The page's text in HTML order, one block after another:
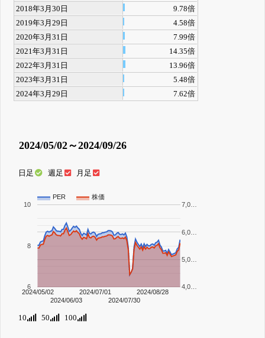
2018年3月30日
9.78倍
2019年3月29日
4.58倍
2020年3月31日
7.99倍
2021年3月31日
14.35倍
2022年3月31日
13.96倍
2023年3月31日
5.48倍
2024年3月29日
7.62倍
2024/05/02～2024/09/26
日足 週足 月足
PER 株価
2024/05/02
2024/06/03
2024/07/01
2024/07/30
2024/08/28
6
8
10
4,0…
5,0…
6,0…
7,0…
10 50 100